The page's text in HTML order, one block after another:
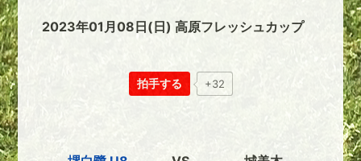
2023年01月08日(日) 高原フレッシュカップ
拍手する +32